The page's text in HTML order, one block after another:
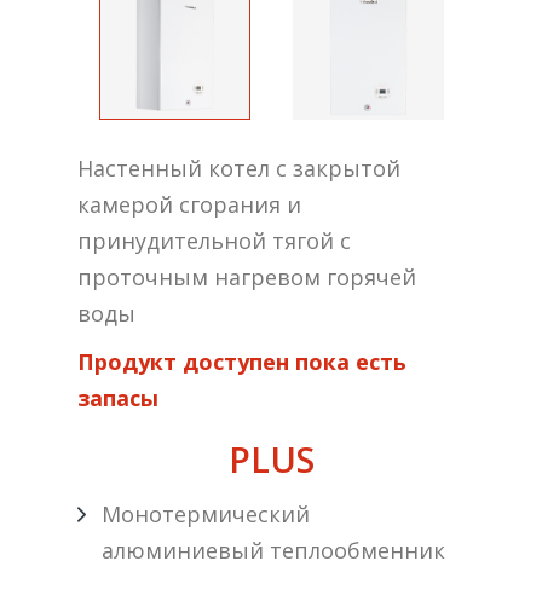
Настенный котел с закрытой
камерой сгорания и
принудительной тягой с
проточным нагревом горячей
воды
Продукт доступен пока есть
запасы
PLUS
Монотермический
aлюминиевый теплообменник